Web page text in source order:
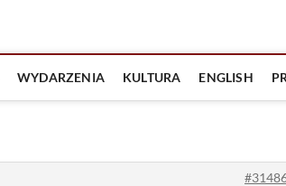
WYDARZENIA KULTURA ENGLISH